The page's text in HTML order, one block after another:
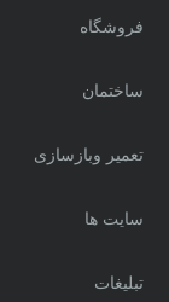
فروشگاه
ساختمان
تعمیر وبازسازی
سایت ها
تبلیغات